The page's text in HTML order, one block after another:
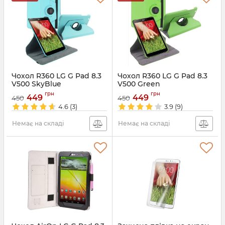
Чохол R360 LG G Pad 8.3
V500 SkyBlue
Артикул:3576
450 449 грн
4.6 (3)
Немає на складі
Чохол R360 LG G Pad 8.3
V500 Green
Артикул:3578
450 449 грн
3.9 (9)
Немає на складі